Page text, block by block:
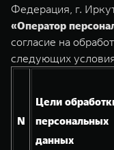
TANK 500
от 6 499 000 ₽
TANK ФИНАНСЫ
TANK Кредит
TANK Страхование
Моторные масла
ЦИФРОВЫЕ СЕРВИСЫ
Подписки
Федерация, г.
«Оператор
согласие на
следующих
N
Цели
персональных
данных